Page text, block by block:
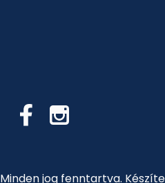
Minden jog fenntartva.